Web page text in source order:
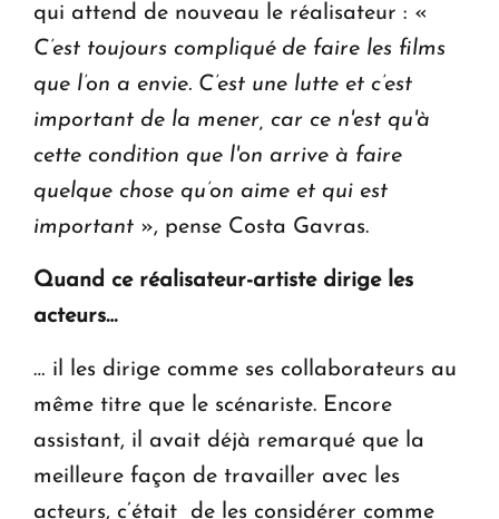
qui attend de nouveau le réalisateur : «
C’est toujours compliqué de faire les films
que l’on a envie. C’est une lutte et c’est
important de la mener, car ce n'est qu'à
cette condition que l'on arrive à faire
quelque chose qu’on aime et qui est
important », pense Costa Gavras.
Quand ce réalisateur-artiste dirige les
acteurs…
… il les dirige comme ses collaborateurs au
même titre que le scénariste. Encore
assistant, il avait déjà remarqué que la
meilleure façon de travailler avec les
acteurs, c’était de les considérer comme